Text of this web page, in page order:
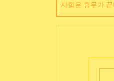
사항은 휴무가